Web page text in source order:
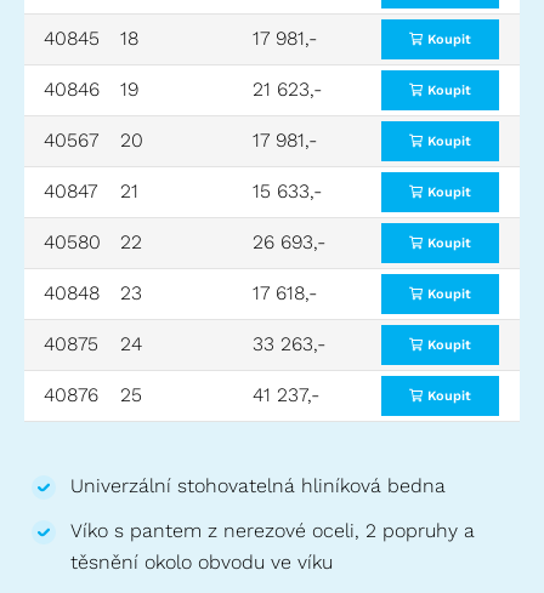
40845 18 950x530x430
17 981,- Koupit
40846 19 950x690x480
21 623,- Koupit
40567 20 1000x500x410
17 981,- Koupit
40847 21 1200x400x180
15 633,- Koupit
40580 22 1200x800x510
26 693,- Koupit
40848 23 1400x450x250
17 618,- Koupit
40875 24 1600x600x495
33 263,- Koupit
40876 25 1700x800x700
41 237,- Koupit
Univerzální stohovatelná hliníková bedna
Víko s pantem z nerezové oceli, 2 popruhy a
těsnění okolo obvodu ve víku